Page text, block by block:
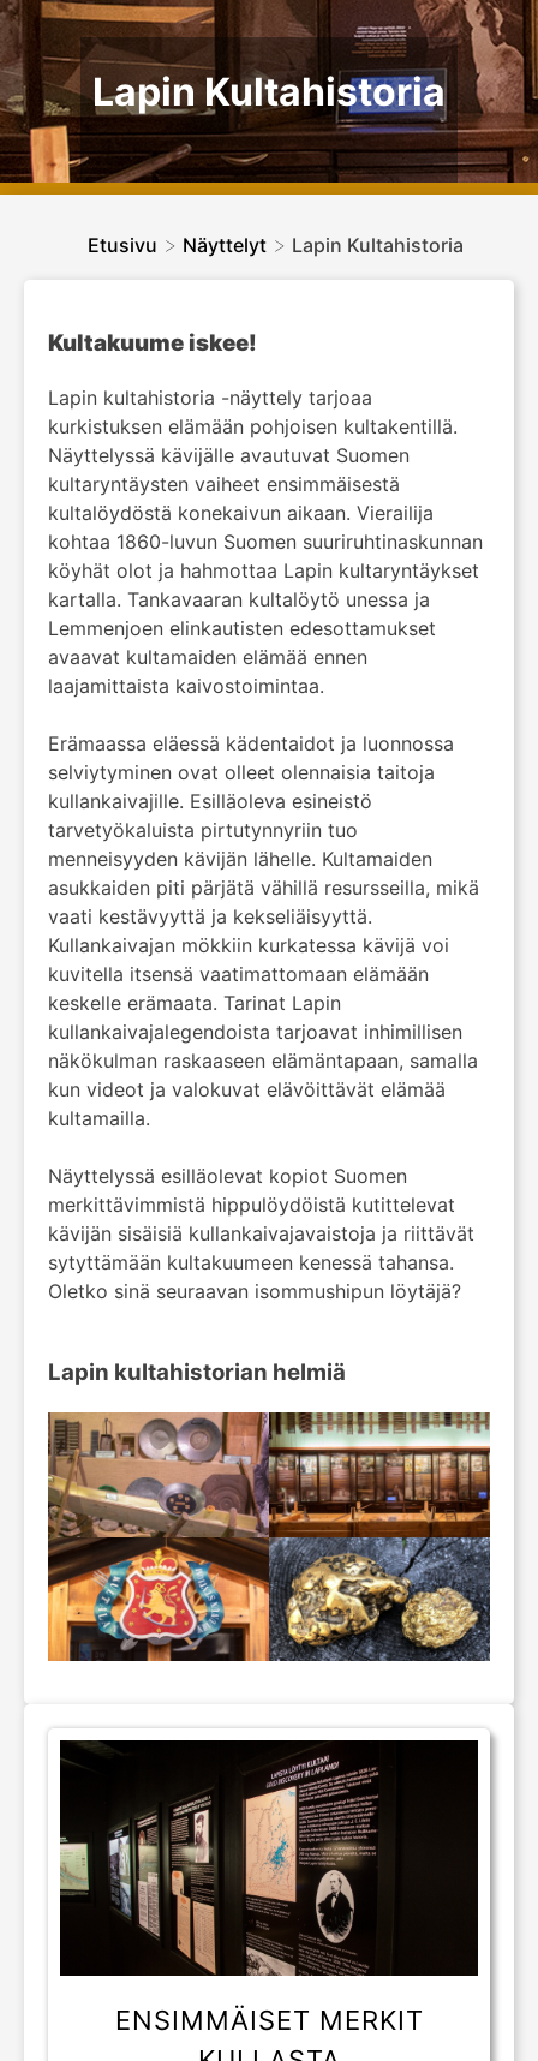
Lapin Kultahistoria
Etusivu > Näyttelyt > Lapin Kultahistoria
Kultakuume iskee!
Lapin kultahistoria -näyttely tarjoaa
kurkistuksen elämään pohjoisen kultakentillä.
Näyttelyssä kävijälle avautuvat Suomen
kultaryntäysten vaiheet ensimmäisestä
kultalöydöstä konekaivun aikaan. Vierailija
kohtaa 1860-luvun Suomen suuriruhtinaskunnan
köyhät olot ja hahmottaa Lapin kultaryntäykset
kartalla. Tankavaaran kultalöytö unessa ja
Lemmenjoen elinkautisten edesottamukset
avaavat kultamaiden elämää ennen
laajamittaista kaivostoimintaa.
Erämaassa eläessä kädentaidot ja luonnossa
selviytyminen ovat olleet olennaisia taitoja
kullankaivajille. Esilläoleva esineistö
tarvetyökaluista pirtutynnyriin tuo
menneisyyden kävijän lähelle. Kultamaiden
asukkaiden piti pärjätä vähillä resursseilla, mikä
vaati kestävyyttä ja kekseliäisyyttä.
Kullankaivajan mökkiin kurkatessa kävijä voi
kuvitella itsensä vaatimattomaan elämään
keskelle erämaata. Tarinat Lapin
kullankaivajalegendoista tarjoavat inhimillisen
näkökulman raskaaseen elämäntapaan, samalla
kun videot ja valokuvat elävöittävät elämää
kultamailla.
Näyttelyssä esilläolevat kopiot Suomen
merkittävimmistä hippulöydöistä kutittelevat
kävijän sisäisiä kullankaivajavaistoja ja riittävät
sytyttämään kultakuumeen kenessä tahansa.
Oletko sinä seuraavan isommushipun löytäjä?
Lapin kultahistorian helmiä
ENSIMMÄISET MERKIT